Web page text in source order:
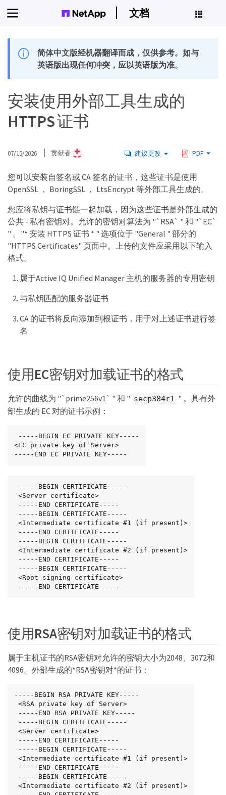
文档
简体中文版经机器翻译而成，仅供参考。如与
英语版出现任何冲突，应以英语版为准。
安装使用外部工具生成的
HTTPS 证书
07/15/2026 贡献者 建议更改 PDF
您可以安装自签名或 CA 签名的证书，这些证书是使用
OpenSSL ， BoringSSL ， LtsEncrypt 等外部工具生成的。
您应将私钥与证书链一起加载，因为这些证书是外部生成的
公共 - 私有密钥对。允许的密钥对算法为 "`RSA` " 和 "`EC`
" 。"* 安装 HTTPS 证书 * " 选项位于 "General " 部分的
"HTTPS Certificates" 页面中。上传的文件应采用以下输入
格式。
属于Active IQ Unified Manager 主机的服务器的专用密钥
与私钥匹配的服务器证书
CA 的证书将反向添加到根证书，用于对上述证书进行签
名
使用EC密钥对加载证书的格式
允许的曲线为 "`prime256v1` " 和 " secp384r1 " 。具有外
部生成的 EC 对的证书示例：
<EC private key of Server>
-----END EC PRIVATE KEY-----
-----END CERTIFICATE-----
使用RSA密钥对加载证书的格式
属于主机证书的RSA密钥对允许的密钥大小为2048、3072和
4096。外部生成的*RSA密钥对*的证书：
-----BEGIN RSA PRIVATE KEY-----